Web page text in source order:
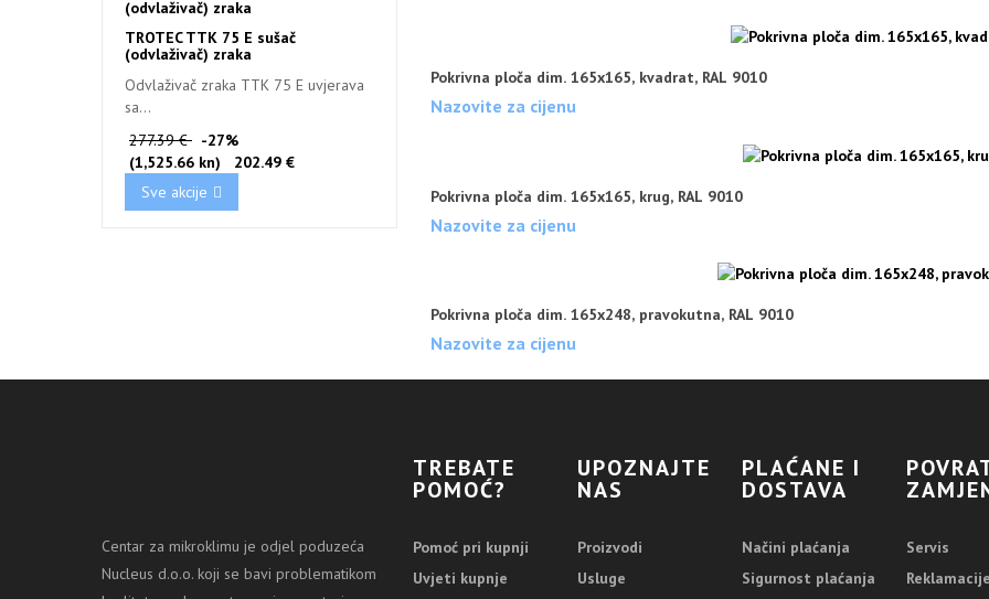
TROTEC TTK 75 E sušač
(odvlaživač) zraka
Odvlaživač zraka TTK 75 E uvjerava
sa...
277.39 € -27%
(1,525.66 kn)
202.49 €
Sve akcije
Pokrivna ploča dim. 165x165, kvadrat, RAL 9010
Nazovite za cijenu
Pokrivna ploča dim. 165x165, krug, RAL 9010
Nazovite za cijenu
Pokrivna ploča dim. 165x248, pravokutna, RAL 9010
Nazovite za cijenu
Centar za mikroklimu je odjel poduzeća
Nucleus d.o.o. koji se bavi problematikom
TREBATE
POMOĆ?
Pomoć pri kupnji
Uvjeti kupnje
UPOZNAJTE
NAS
Proizvodi
Usluge
PLAĆANE I
DOSTAVA
Načini plaćanja
Sigurnost plaćanja
Servis